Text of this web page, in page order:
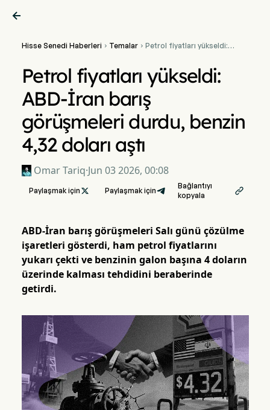

Hisse Senedi Haberleri  Temalar Petrol fiyatları yükseldi:
4,32 doları aştı
Petrol fiyatları yükseldi:
ABD-İran barış
görüşmeleri durdu, benzin
4,32 doları aştı
Omar Tariq·Jun 03 2026, 00:08
Paylaşmak için  Paylaşmak için
Bağlantıyı
kopyala

ABD-İran barış görüşmeleri Salı günü çözülme
işaretleri gösterdi, ham petrol fiyatlarını
yukarı çekti ve benzinin galon başına 4 doların
üzerinde kalması tehdidini beraberinde
getirdi.